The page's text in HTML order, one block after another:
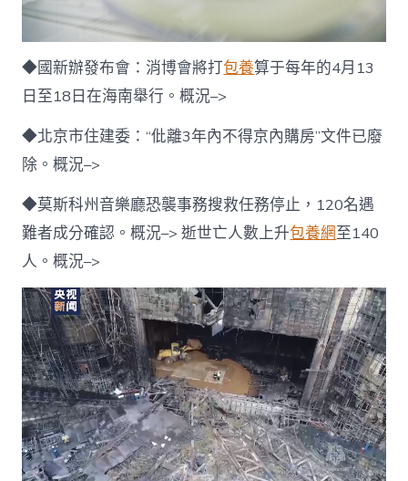
◆國新辦發布會：消博會將打包養算于每年的4月13
日至18日在海南舉行。概況–>
◆北京市住建委：“仳離3年內不得京內購房”文件已廢
除。概況–>
◆莫斯科州音樂廳恐襲事務搜救任務停止，120名遇
難者成分確認。概況–> 逝世亡人數上升包養網至140
人。概況–>